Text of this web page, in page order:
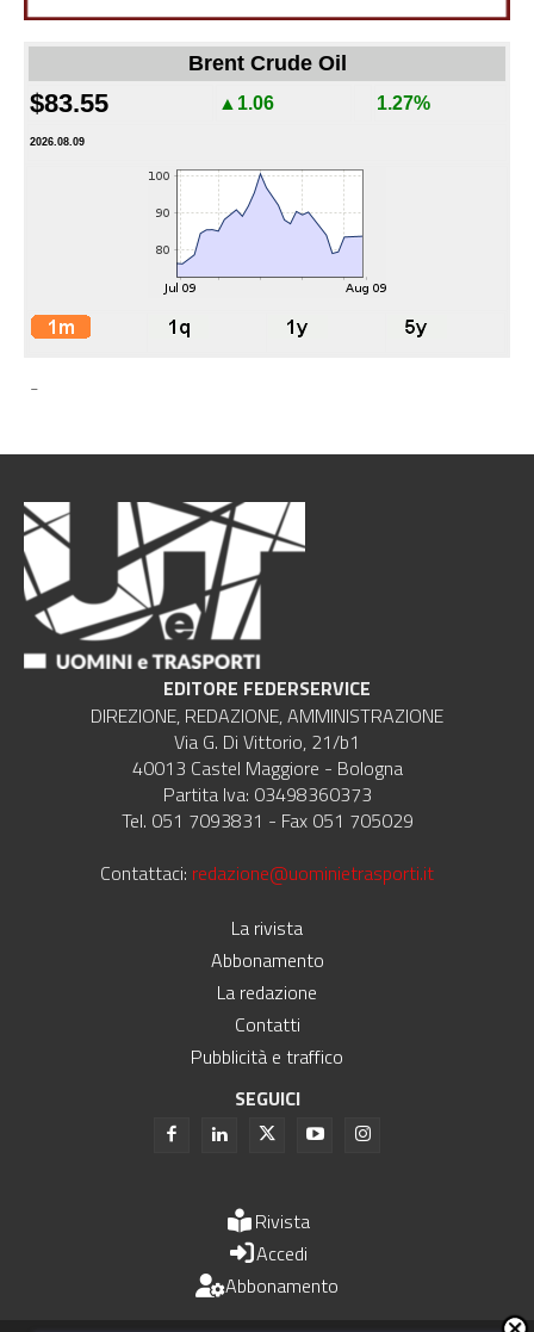
Brent Crude Oil
$83.55 ▲1.06 1.27%
2026.08.09
-
EDITORE FEDERSERVICE
DIREZIONE, REDAZIONE, AMMINISTRAZIONE
Via G. Di Vittorio, 21/b1
40013 Castel Maggiore - Bologna
Partita Iva: 03498360373
Tel. 051 7093831 - Fax 051 705029
Contattaci: redazione@uominietrasporti.it
La rivista
Abbonamento
La redazione
Contatti
Pubblicità e traffico
SEGUICI
Rivista
Accedi
Abbonamento